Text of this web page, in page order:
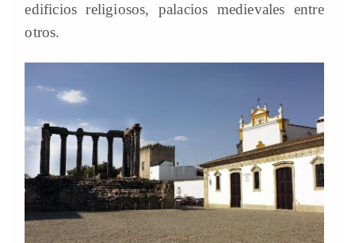
edificios religiosos, palacios medievales entre
otros.